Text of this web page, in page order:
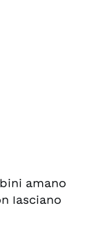
amano
lasciano